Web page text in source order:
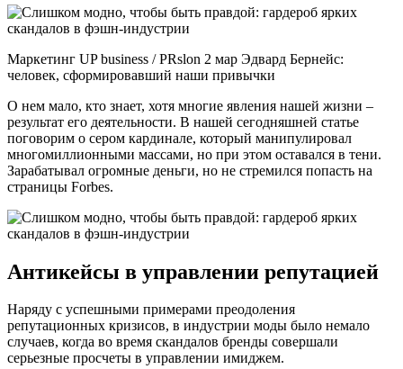
Маркетинг UP business / PRslon 2 мар Эдвард Бернейс:
человек, сформировавший наши привычки
О нем мало, кто знает, хотя многие явления нашей жизни –
результат его деятельности. В нашей сегодняшней статье
поговорим о сером кардинале, который манипулировал
многомиллионными массами, но при этом оставался в тени.
Зарабатывал огромные деньги, но не стремился попасть на
страницы Forbes.
Антикейсы в управлении репутацией
Наряду с успешными примерами преодоления
репутационных кризисов, в индустрии моды было немало
случаев, когда во время скандалов бренды совершали
серьезные просчеты в управлении имиджем.